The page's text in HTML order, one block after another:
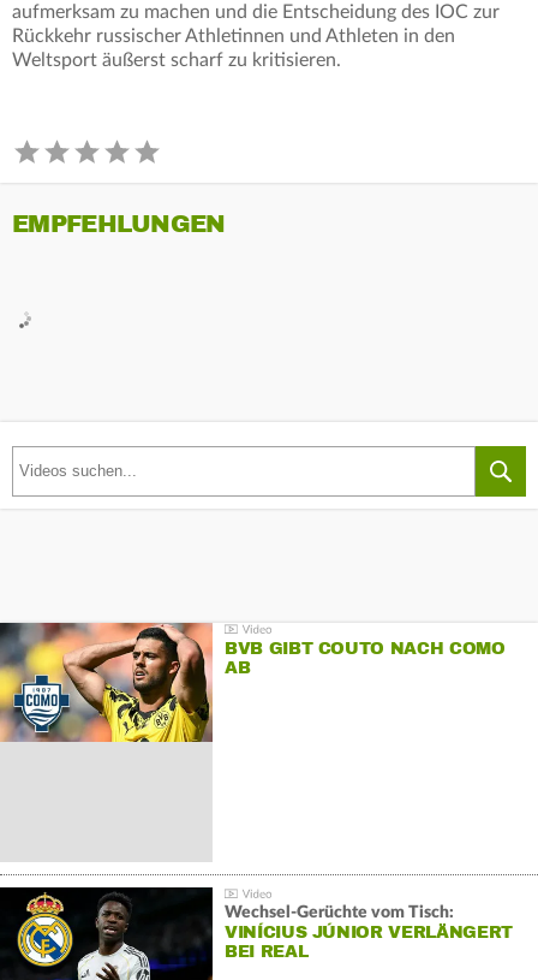
aufmerksam zu machen und die Entscheidung des IOC zur
Rückkehr russischer Athletinnen und Athleten in den
Weltsport äußerst scharf zu kritisieren.
EMPFEHLUNGEN
BVB GIBT COUTO NACH COMO
AB
Wechsel-Gerüchte vom Tisch:
VINÍCIUS JÚNIOR VERLÄNGERT
BEI REAL